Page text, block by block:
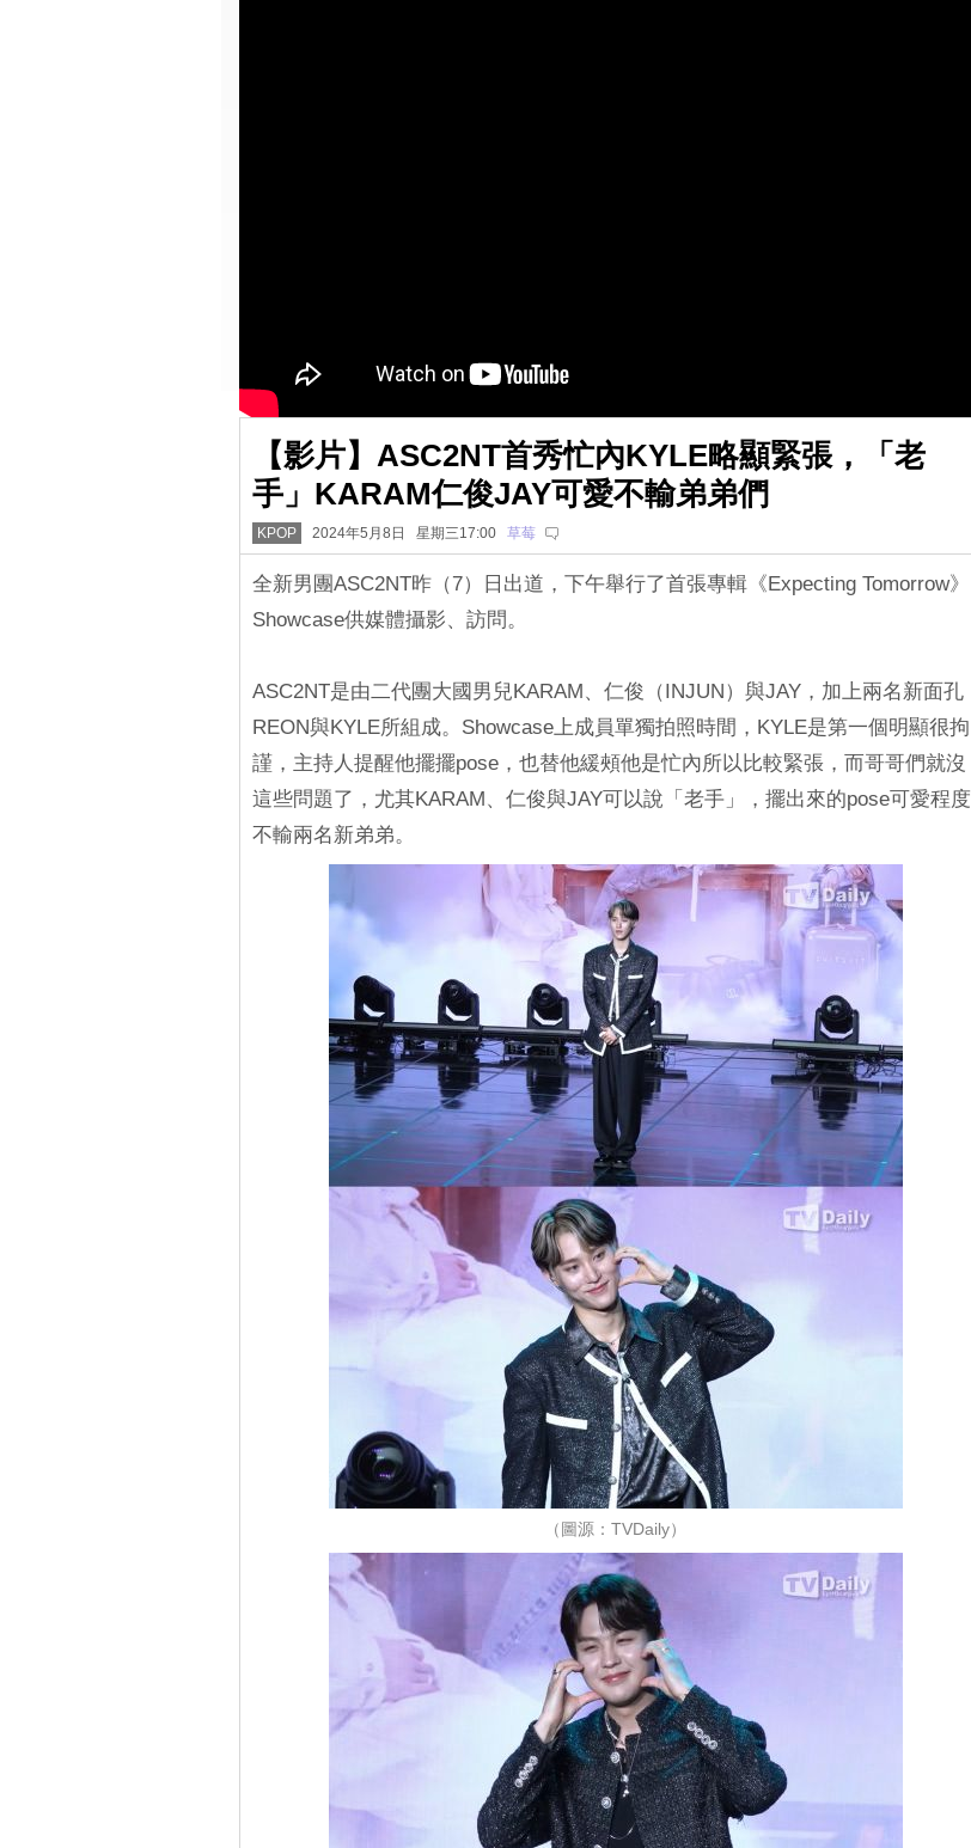
【影片】ASC2NT首秀忙內KYLE略顯緊張，「老
手」KARAM仁俊JAY可愛不輸弟弟們
KPOP 2024年5月8日 星期三17:00 草莓
全新男團ASC2NT昨（7）日出道，下午舉行了首張專輯《Expecting Tomorrow》
Showcase供媒體攝影、訪問。
ASC2NT是由二代團大國男兒KARAM、仁俊（INJUN）與JAY，加上兩名新面孔
REON與KYLE所組成。Showcase上成員單獨拍照時間，KYLE是第一個明顯很拘
謹，主持人提醒他擺擺pose，也替他緩頰他是忙內所以比較緊張，而哥哥們就沒
這些問題了，尤其KARAM、仁俊與JAY可以說「老手」，擺出來的pose可愛程度
不輸兩名新弟弟。
（圖源：TVDaily）